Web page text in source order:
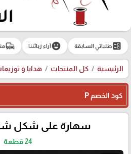
ballotطلباتي السابقة emoji_emotionsآراء زبائننا commute
الرئيسية كل المنتجات هدايا و
كود الخصم P
سهارة على شكل شمع 24
24 قطعة